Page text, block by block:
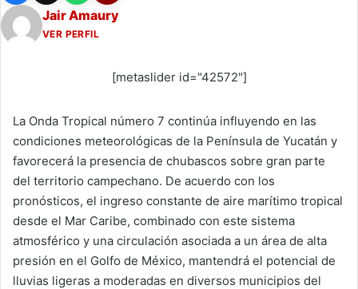
Jair Amaury
VER PERFIL
[metaslider id="42572"]
La Onda Tropical número 7 continúa influyendo en las
condiciones meteorológicas de la Península de Yucatán y
favorecerá la presencia de chubascos sobre gran parte
del territorio campechano. De acuerdo con los
pronósticos, el ingreso constante de aire marítimo tropical
desde el Mar Caribe, combinado con este sistema
atmosférico y una circulación asociada a un área de alta
presión en el Golfo de México, mantendrá el potencial de
lluvias ligeras a moderadas en diversos municipios del